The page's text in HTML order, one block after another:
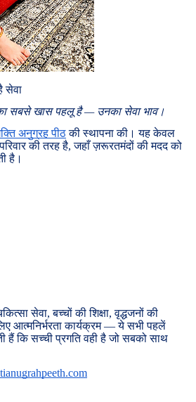
सेवा
का सबसे खास पहलू है — उनका सेवा भाव।
अनुग्रह पीठकी स्थापना की। यह केवल
की तरह है, जहाँ ज़रूरतमंदों की मदद को
है।
सेवा, बच्चों की शिक्षा, वृद्धजनों की
आत्मनिर्भरता कार्यक्रम — ये सभी पहलें
हैं कि सच्ची प्रगति वही है जो सबको साथ